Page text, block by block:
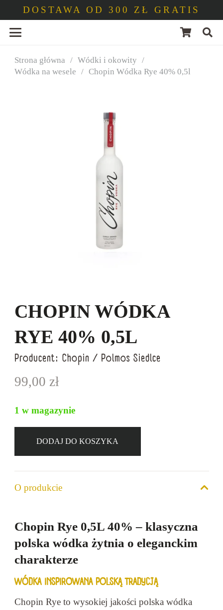
DOSTAWA OD 300 ZŁ GRATIS
Strona główna / Wódki i okowity /
Wódka na wesele / Chopin Wódka Rye 40% 0,5l
CHOPIN WÓDKA
RYE 40% 0,5L
Producent: Chopin / Polmos Siedlce
99,00 zł
1 w magazynie
Rye
DODAJ DO KOSZYKA
O produkcie
Chopin Rye 0,5L 40% – klasyczna
polska wódka żytnia o eleganckim
charakterze
WÓDKA INSPIROWANA POLSKĄ TRADYCJĄ
Chopin Rye to wysokiej jakości polska wódka